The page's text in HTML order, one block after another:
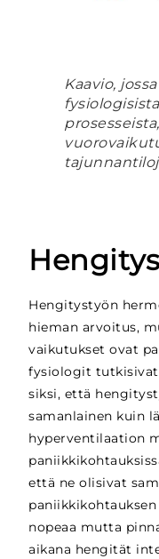
Kaavio,
Hengitystyön
hieman arvoitus,
vaikutukset ovat
fysiologit
siksi, että
samanlainen kuin
hyperventilaation
että ne olisivat
nopeaa mutta
aikana hengität